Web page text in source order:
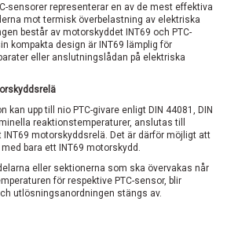
sensorer representerar en av de mest effektiva
mot termisk överbelastning av elektriska
består av motorskyddet INT69 och PTC-
kompakta design är INT69 lämplig för
eller anslutningslådan på elektriska
kan upp till nio PTC-givare enligt DIN 44081, DIN
reaktionstemperaturer, anslutas till
motorskyddsrelä. Det är därför möjligt att
bara ett INT69 motorskydd.
eller sektionerna som ska övervakas når
för respektive PTC-sensor, blir
utlösningsanordningen stängs av.